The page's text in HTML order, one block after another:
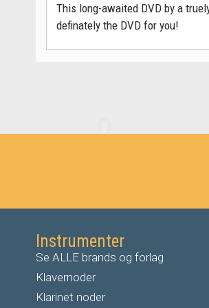
This long-awaited DVD by a
definately the DVD for you!
Instrumenter
Se ALLE brands og forlag
Klavernoder
Klarinet noder